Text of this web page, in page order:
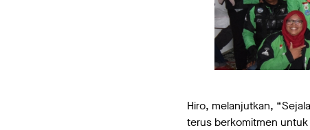
Hiro, melanjutkan,
terus berkomitmen